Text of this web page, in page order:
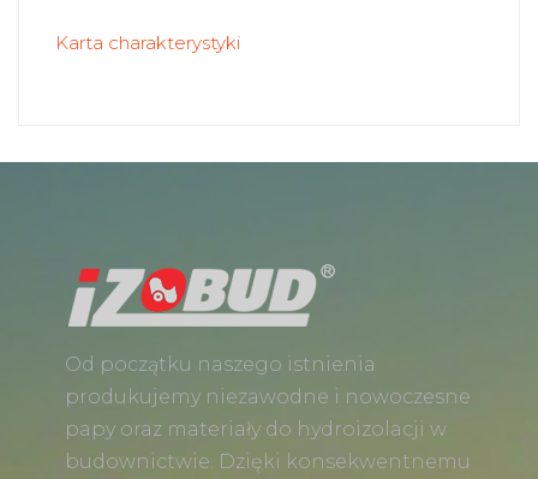
Karta charakterystyki
Od początku naszego istnienia
produkujemy niezawodne i nowoczesne
papy oraz materiały do hydroizolacji w
budownictwie. Dzięki konsekwentnemu